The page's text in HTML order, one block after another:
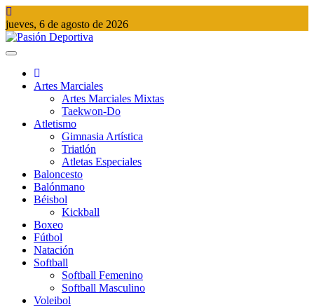
Saltar
al
contenido
jueves, 6 de agosto de 2026
Artes Marciales
Artes Marciales Mixtas
Taekwon-Do
Atletismo
Gimnasia Artística
Triatlón​
Atletas Especiales
Baloncesto
Balónmano
Béisbol
Kickball​
Boxeo
Fútbol
Natación​
Softball​
Softball​ Femenino
Softball​ Masculino
Voleibol​